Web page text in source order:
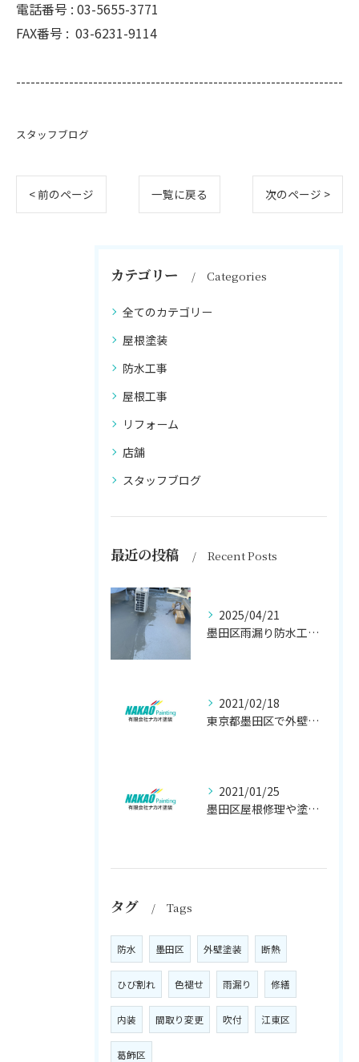
電話番号 : 03-5655-3771
FAX番号 : 03-6231-9114
--------------------------------------------------------------------
スタッフブログ
< 前のページ 一覧に戻る 次のページ >
カテゴリー Categories
全てのカテゴリー
屋根塗装
防水工事
屋根工事
リフォーム
店舗
スタッフブログ
最近の投稿 Recent Posts
2025/04/21
墨田区雨漏り防水工事はナカオ塗装まで！！
2021/02/18
東京都墨田区で外壁塗り替え工事なら(有)ナカオ塗装にお任せ
2021/01/25
墨田区屋根修理や塗装工事は、【人気のナカオ塗装へ！】
タグ Tags
防水 墨田区 外壁塗装 断熱
ひび割れ 色褪せ 雨漏り 修繕
内装 間取り変更 吹付 江東区
葛飾区